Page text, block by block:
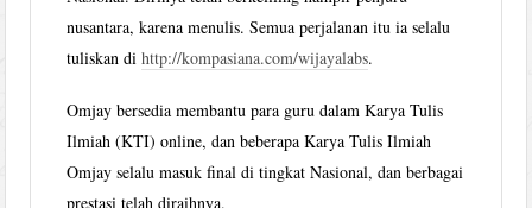
nusantara, karena menulis. Semua perjalanan itu ia selalu
tuliskan dihttp://kompasiana.com/wijayalabs.
Omjay bersedia membantu para guru dalam Karya Tulis
Ilmiah (KTI) online, dan beberapa Karya Tulis Ilmiah
Omjay selalu masuk final di tingkat Nasional, dan berbagai
prestasi telah diraihnya.